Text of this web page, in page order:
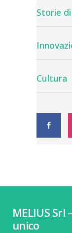
Storie
Cultura
MELIUS Srl
unico